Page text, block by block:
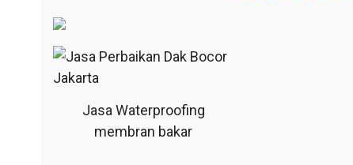
Jasa Waterproofing
membran bakar